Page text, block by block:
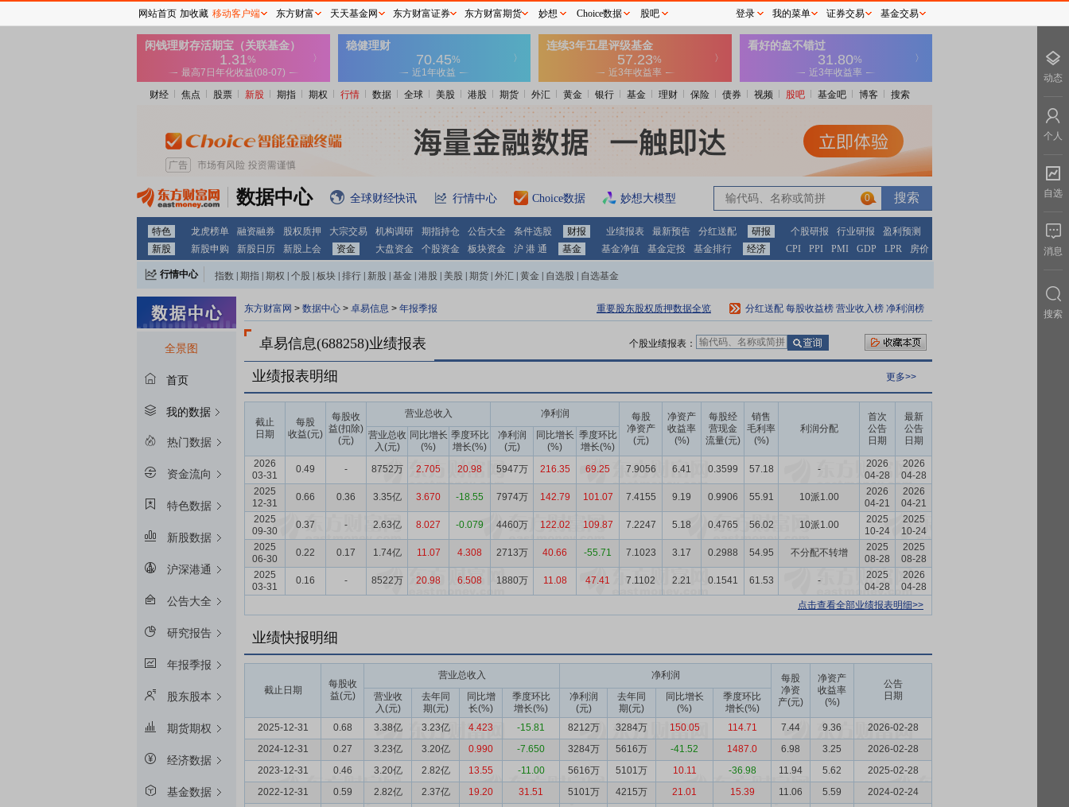
财经 焦点 股票 新股 期指 期权 行情 数据 全球 美股 港股 期货 外汇 黄金 银行 基金 理财 保险 债券 视频 股吧 基金吧 博客 搜索
数据中心 全球财经快讯 行情中心 Choice数据 妙想大模型 0
特色 龙虎榜单 融资融券 股权质押 大宗交易 机构调研 期指持仓 公告大全 条件选股 财报 业绩报表 最新预告 分红送配 研报 个股研报 行业研报
盈利预测
新股
新股申购 新股日历 新股上会 资金 大盘资金 个股资金 板块资金 沪 港 通 基金 基金净值 基金定投 基金排行 经济 CPI PPI PMI GDP LPR 房价
行情中心 指数 期指 期权 个股 板块 排行 新股 基金 港股 美股 期货 外汇 黄金 自选股 自选基金
全景图
首页
我的数据
热门数据
资金流向
特色数据
新股数据
沪深港通
公告大全
研究报告
年报季报
股东股本
期货期权
经济数据
基金数据
东方财富网 > 数据中心 > 卓易信息 > 年报季报 重要股东股权质押数据全览 分红送配 每股收益榜 营业收入榜 净利润榜
卓易信息(688258)业绩报表 个股业绩报表：
业绩报表明细 更多>>
截止
日期
每股
收益(元)
每股收
益(扣除)
(元)
营业总收入 净利润
每股
净资产
(元)
净资产
收益率
(%)
每股经
营现金
流量(元)
销售
毛利率
(%)
利润分配
首次
公告
日期
最新
公告
日期
营业总收
入(元)
同比增长
(%)
季度环比
增长(%)
净利润
(元)
同比增长
(%)
季度环比
增长(%)
2026
03-31
0.49 - 8752万 2.705 20.98 5947万 216.35 69.25 7.9056 6.41 0.3599 57.18 -
2026
04-28
2026
04-28
2025
12-31
0.66 0.36 3.35亿 3.670 -18.55 7974万 142.79 101.07 7.4155 9.19 0.9906 55.91 10派1.00
2026
04-21
2026
04-21
2025
09-30
0.37 - 2.63亿 8.027 -0.079 4460万 122.02 109.87 7.2247 5.18 0.4765 56.02 10派1.00
2025
10-24
2025
10-24
2025
06-30
0.22 0.17 1.74亿 11.07 4.308 2713万 40.66 -55.71 7.1023 3.17 0.2988 54.95 不分配不转增
2025
08-28
2025
08-28
2025
03-31
0.16 - 8522万 20.98 6.508 1880万 11.08 47.41 7.1102 2.21 0.1541 61.53 -
2025
04-28
2026
04-28
点击查看全部业绩报表明细>>
业绩快报明细
截止日期
每股收
益(元)
营业总收入 净利润
每股
净资
产(元)
净资产
收益率
(%)
公告
日期
营业收
入(元)
去年同
期(元)
同比增
长(%)
季度环比
增长(%)
净利润
(元)
去年同
期(元)
同比增长
(%)
季度环比
增长(%)
2025-12-31
0.68 3.38亿 3.23亿 4.423 -15.81 8212万 3284万 150.05 114.71 7.44 9.36
2026-02-28
2024-12-31
0.27 3.23亿 3.20亿 0.990 -7.650 3284万 5616万 -41.52 1487.0 6.98 3.25
2026-02-28
2023-12-31
0.46 3.20亿 2.82亿 13.55 -11.00 5616万 5101万 10.11 -36.98 11.94 5.62
2025-02-28
2022-12-31
0.59 2.82亿 2.37亿 19.20 31.51 5101万 4215万 21.01 15.39 11.06 5.59
2024-02-24
网站首页 加收藏 移动客户端 东方财富 天天基金网 东方财富证券 东方财富期货 妙想 Choice数据 股吧 登录 我的菜单 证券交易 基金交易
动态
个人
自选
消息
搜索